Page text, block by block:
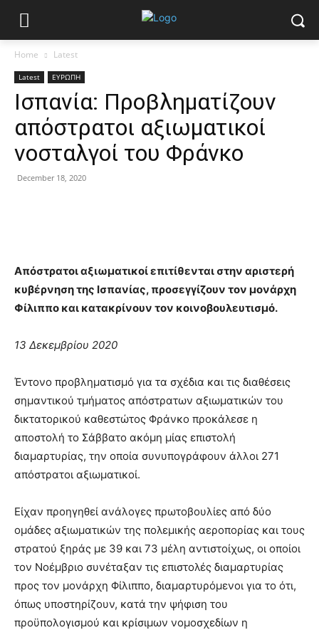
Home Latest
Latest ΕΥΡΩΠΗ
Ισπανία: Προβληματίζουν
απόστρατοι αξιωματικοί
νοσταλγοί του Φράνκο
December 18, 2020
Απόστρατοι αξιωματικοί επιτίθενται στην αριστερή
κυβέρνηση της Ισπανίας, προσεγγίζουν τον μονάρχη
Φίλιππο και κατακρίνουν τον κοινοβουλευτισμό.
13 Δεκεμβρίου 2020
Έντονο προβληματισμό για τα σχέδια και τις διαθέσεις
σημαντικού τμήματος απόστρατων αξιωματικών του
δικτατορικού καθεστώτος Φράνκο προκάλεσε η
αποστολή το Σάββατο ακόμη μίας επιστολή
διαμαρτυρίας, την οποία συνυπογράφουν άλλοι 271
απόστρατοι αξιωματικοί.
Είχαν προηγηθεί ανάλογες πρωτοβουλίες από δύο
ομάδες αξιωματικών της πολεμικής αεροπορίας και τους
στρατού ξηράς με 39 και 73 μέλη αντιστοίχως, οι οποίοι
τον Νοέμβριο συνέταξαν τις επιστολές διαμαρτυρίας
προς τον μονάρχη Φίλιππο, διαμαρτυρόμενοι για το ότι,
όπως υποστηρίζουν, κατά την ψήφιση του
προϋπολογισμού και κρίσιμων νομοσχεδίων η